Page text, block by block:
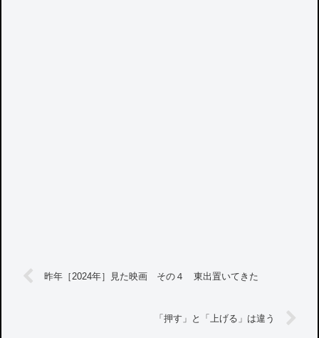
昨年［2024年］見た映画 その４ 東出置いてきた
「押す」と「上げる」は違う